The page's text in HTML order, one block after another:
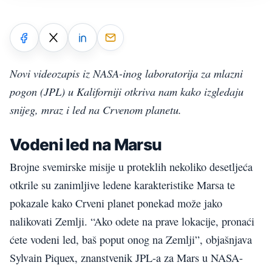
Novi videozapis iz NASA-inog laboratorija za mlazni
pogon (JPL) u Kaliforniji otkriva nam kako izgledaju
snijeg, mraz i led na Crvenom planetu.
Vodeni led na Marsu
Brojne svemirske misije u proteklih nekoliko desetljeća
otkrile su zanimljive ledene karakteristike Marsa te
pokazale kako Crveni planet ponekad može jako
nalikovati Zemlji. “Ako odete na prave lokacije, pronaći
ćete vodeni led, baš poput onog na Zemlji”, objašnjava
Sylvain Piquex, znanstvenik JPL-a za Mars u NASA-